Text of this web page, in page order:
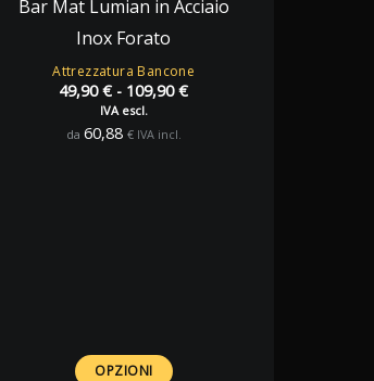
Attrezzatura Bancone
Bar Mat Lumian in Acciaio
Inox Forato
49,90€ - 109,90€Fascia
IVA escl.
da 60,88 € IVA incl.
OPZIONI